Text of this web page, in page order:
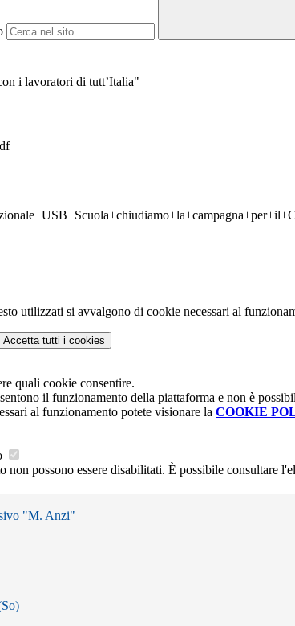
i lavoratori di tutt’Italia"
utilizzati si avvalgono di cookie necessari al
Accetta tutti i cookies
quali cookie consentire.
il funzionamento della piattaforma e non è
al funzionamento potete visionare la COOKIE
non possono essere disabilitati. È possibile consultare
"M. Anzi"